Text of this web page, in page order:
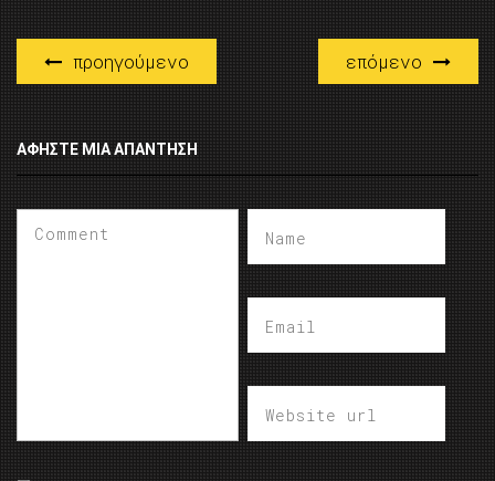
προηγούμενο επόμενο
ΑΦΉΣΤΕ ΜΙΑ ΑΠΆΝΤΗΣΗ